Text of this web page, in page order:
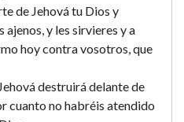
de Jehová tu Dios y
ajenos, y les sirvieres y a
hoy contra vosotros, que
destruirá delante de
cuanto no habréis atendido